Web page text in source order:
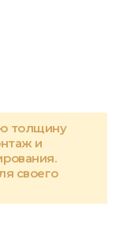
толщину
и
своего